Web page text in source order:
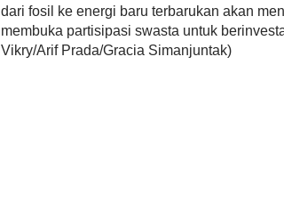
dari fosil ke energi baru terbarukan akan
membuka partisipasi swasta untuk
Vikry/Arif Prada/Gracia Simanjuntak)